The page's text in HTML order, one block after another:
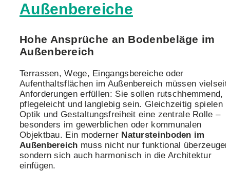
Außenbereiche
Hohe Ansprüche an Bodenbeläge im
Außenbereich
Terrassen, Wege, Eingangsbereiche oder
Aufenthaltsflächen im Außenbereich müssen
Anforderungen erfüllen: Sie sollen rutschhemmend,
pflegeleicht und langlebig sein. Gleichzeitig spielen
Optik und Gestaltungsfreiheit eine zentrale Rolle –
besonders im gewerblichen oder kommunalen
Objektbau. Ein moderner Natursteinboden im
Außenbereich muss nicht nur funktional
sondern sich auch harmonisch in die Architektur
einfügen.